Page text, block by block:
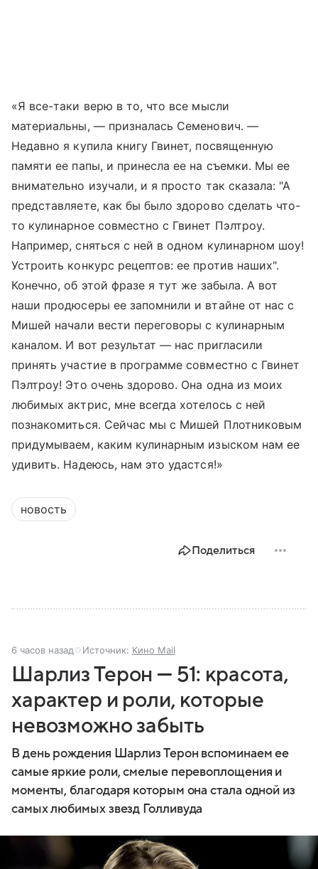
«Я все-таки верю в то, что все мысли
материальны, — призналась Семенович. —
Недавно я купила книгу Гвинет, посвященную
памяти ее папы, и принесла ее на съемки. Мы ее
внимательно изучали, и я просто так сказала: "А
представляете, как бы было здорово сделать что-
то кулинарное совместно с Гвинет Пэлтроу.
Например, сняться с ней в одном кулинарном шоу!
Устроить конкурс рецептов: ее против наших".
Конечно, об этой фразе я тут же забыла. А вот
наши продюсеры ее запомнили и втайне от нас с
Мишей начали вести переговоры с кулинарным
каналом. И вот результат — нас пригласили
принять участие в программе совместно с Гвинет
Пэлтроу! Это очень здорово. Она одна из моих
любимых актрис, мне всегда хотелось с ней
познакомиться. Сейчас мы с Мишей Плотниковым
придумываем, каким кулинарным изыском нам ее
удивить. Надеюсь, нам это удастся!»
новость
Поделиться
6 часов назад Источник: Кино Mail
Шарлиз Терон — 51: красота,
характер и роли, которые
невозможно забыть
В день рождения Шарлиз Терон вспоминаем ее
самые яркие роли, смелые перевоплощения и
моменты, благодаря которым она стала одной из
самых любимых звезд Голливуда